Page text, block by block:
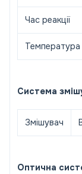
Час реакції
Температура
Система
Змішувач
Оптична